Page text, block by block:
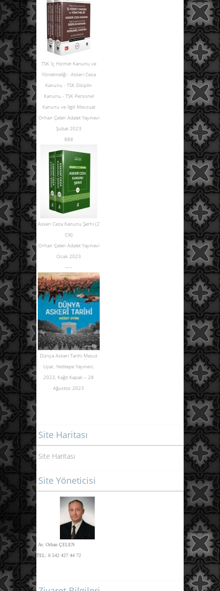
TSK İç Hizmet Kanunu ve
Yönetmeliği - Askeri Ceza
Kanunu - TSK Disiplin
Kanunu - TSK Personel
Kanunu ve İlgili Mevzuat
Orhan Çelen Adalet Yayınevi
Şubat 2023
888
Askeri Ceza Kanunu Şerhi (2
Cilt)
Orhan Çelen Adalet Yayınevi
Ocak 2023
---
Dünya Askeri Tarihi Mesut
Uyar, Yeditepe Yayınevi,
2023, Kağıt Kapak – 28
Ağustos 2023
Site Haritası
Site Haritası
Site Yöneticisi
Av. Orhan ÇELEN
TEL: 0 542 427 44 72